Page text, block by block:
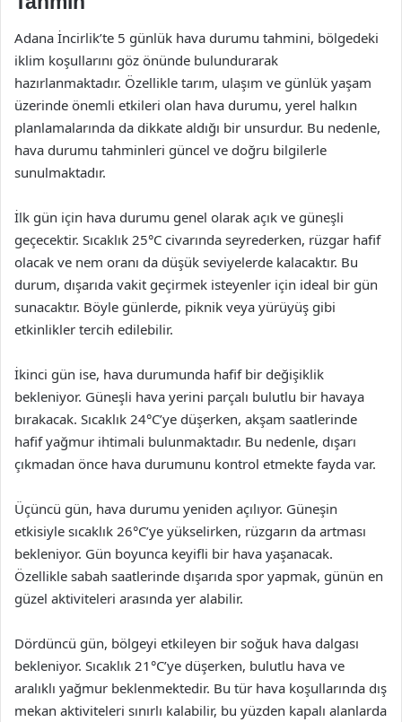
Adana İncirlik’te 5 günlük hava durumu tahmini, bölgedeki
iklim koşullarını göz önünde bulundurarak
hazırlanmaktadır. Özellikle tarım, ulaşım ve günlük yaşam
üzerinde önemli etkileri olan hava durumu, yerel halkın
planlamalarında da dikkate aldığı bir unsurdur. Bu nedenle,
hava durumu tahminleri güncel ve doğru bilgilerle
sunulmaktadır.
İlk gün için hava durumu genel olarak açık ve güneşli
geçecektir. Sıcaklık 25°C civarında seyrederken, rüzgar hafif
olacak ve nem oranı da düşük seviyelerde kalacaktır. Bu
durum, dışarıda vakit geçirmek isteyenler için ideal bir gün
sunacaktır. Böyle günlerde, piknik veya yürüyüş gibi
etkinlikler tercih edilebilir.
İkinci gün ise, hava durumunda hafif bir değişiklik
bekleniyor. Güneşli hava yerini parçalı bulutlu bir havaya
bırakacak. Sıcaklık 24°C’ye düşerken, akşam saatlerinde
hafif yağmur ihtimali bulunmaktadır. Bu nedenle, dışarı
çıkmadan önce hava durumunu kontrol etmekte fayda var.
Üçüncü gün, hava durumu yeniden açılıyor. Güneşin
etkisiyle sıcaklık 26°C’ye yükselirken, rüzgarın da artması
bekleniyor. Gün boyunca keyifli bir hava yaşanacak.
Özellikle sabah saatlerinde dışarıda spor yapmak, günün en
güzel aktiviteleri arasında yer alabilir.
Dördüncü gün, bölgeyi etkileyen bir soğuk hava dalgası
bekleniyor. Sıcaklık 21°C’ye düşerken, bulutlu hava ve
aralıklı yağmur beklenmektedir. Bu tür hava koşullarında dış
mekan aktiviteleri sınırlı kalabilir, bu yüzden kapalı alanlarda